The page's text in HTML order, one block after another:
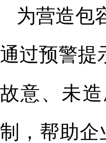
为营造包
通过预警提
故意、未
制，帮助企